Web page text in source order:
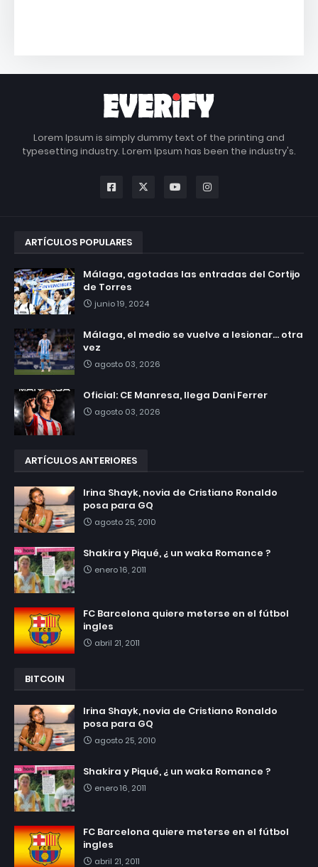
Lorem Ipsum is simply dummy text of the printing and
typesetting industry. Lorem Ipsum has been the industry's.
ARTÍCULOS POPULARES
Málaga, agotadas las entradas del Cortijo
de Torres
junio 19, 2024
Málaga, el medio se vuelve a lesionar... otra
vez
agosto 03, 2026
Oficial: CE Manresa, llega Dani Ferrer
agosto 03, 2026
ARTÍCULOS ANTERIORES
Irina Shayk, novia de Cristiano Ronaldo
posa para GQ
agosto 25, 2010
Shakira y Piqué, ¿ un waka Romance ?
enero 16, 2011
FC Barcelona quiere meterse en el fútbol
ingles
abril 21, 2011
BITCOIN
Irina Shayk, novia de Cristiano Ronaldo
posa para GQ
agosto 25, 2010
Shakira y Piqué, ¿ un waka Romance ?
enero 16, 2011
FC Barcelona quiere meterse en el fútbol
ingles
abril 21, 2011